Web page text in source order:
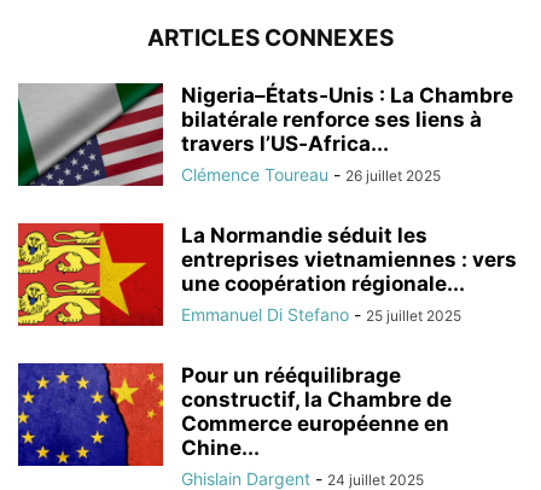
ARTICLES CONNEXES
Nigeria–États‑Unis : La Chambre
bilatérale renforce ses liens à
travers l’US‑Africa...
Clémence Toureau - 26 juillet 2025
La Normandie séduit les
entreprises vietnamiennes : vers
une coopération régionale...
Emmanuel Di Stefano - 25 juillet 2025
Pour un rééquilibrage
constructif, la Chambre de
Commerce européenne en
Chine...
Ghislain Dargent - 24 juillet 2025